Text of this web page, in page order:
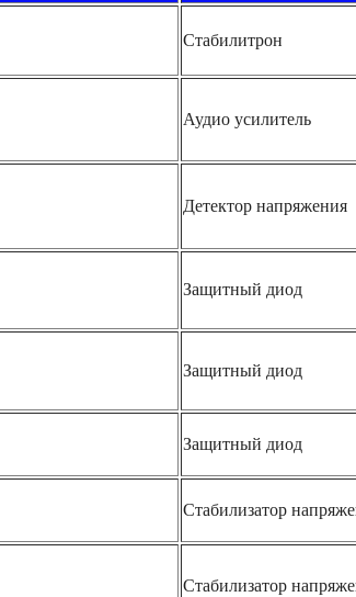
Стабилитрон
Аудио усилитель
Детектор напряжения
Защитный диод
Защитный диод
Защитный диод
Стабилизатор
Стабилизатор